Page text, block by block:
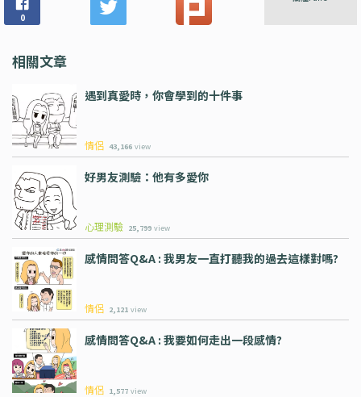
0
相關文章
遇到真愛時，你會學到的十件事
情侶 43,166 view
好男友測驗：他有多愛你
心理測驗 25,799 view
感情問答Q&A : 我男友一直打聽我的過去這樣對嗎?
情侶 2,121 view
感情問答Q&A : 我要如何走出一段感情?
情侶 1,577 view